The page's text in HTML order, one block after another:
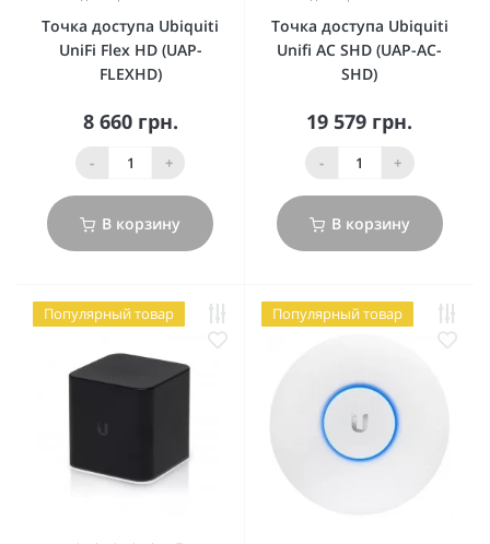
Точка доступа Ubiquiti
UniFi Flex HD (UAP-
FLEXHD)
8 660 грн.
- +
В корзину
Точка доступа Ubiquiti
Unifi AC SHD (UAP-AC-
SHD)
19 579 грн.
- +
В корзину
Популярный товар Популярный товар